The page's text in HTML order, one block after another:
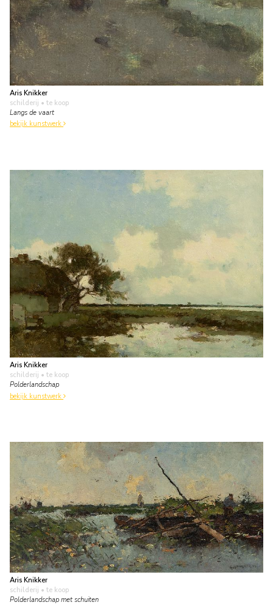
Aris Knikker
schilderij • te koop
Langs de vaart
bekijk kunstwerk
Aris Knikker
schilderij • te koop
Polderlandschap
bekijk kunstwerk
Aris Knikker
schilderij • te koop
Polderlandschap met schuiten